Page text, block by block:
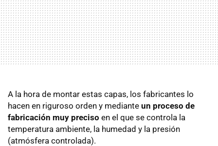
A la hora de montar estas capas, los fabricantes lo
hacen en riguroso orden y mediante un proceso de
fabricación muy preciso en el que se controla la
temperatura ambiente, la humedad y la presión
(atmósfera controlada).